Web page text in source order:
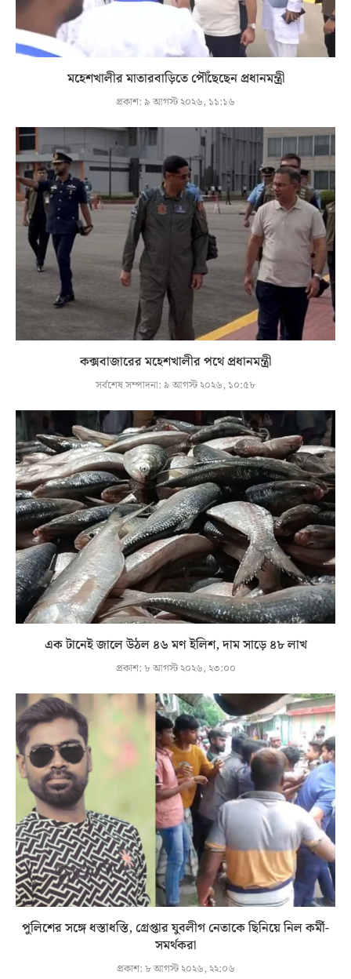
মহেশখালীর মাতারবাড়িতে পৌঁছেছেন প্রধানমন্ত্রী
প্রকাশ: ৯ আগস্ট ২০২৬, ১১:১৬
কক্সবাজারের মহেশখালীর পথে প্রধানমন্ত্রী
সর্বশেষ সম্পাদনা: ৯ আগস্ট ২০২৬, ১০:৫৮
এক টানেই জালে উঠল ৪৬ মণ ইলিশ, দাম সাড়ে ৪৮ লাখ
প্রকাশ: ৮ আগস্ট ২০২৬, ২৩:০০
পুলিশের সঙ্গে ধস্তাধস্তি, গ্রেপ্তার যুবলীগ নেতাকে ছিনিয়ে নিল কর্মী-
সমর্থকরা
প্রকাশ: ৮ আগস্ট ২০২৬, ২২:০৬